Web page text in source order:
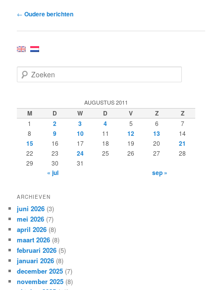
Bericht
← Oudere berichten
o
e
n
AUGUSTUS 2011
M D W D V Z Z
1 2 3 4 5 6
7
8
9 10 11 12 13 14
15 16 17 18 19 20 21
22 23 24 25 26 27
28
29
30 31
« jul sep »
ARCHIEVEN
juni 2026 (3)
mei 2026 (7)
april 2026 (8)
maart 2026 (8)
februari 2026 (5)
januari 2026 (8)
december 2025 (7)
november 2025 (8)